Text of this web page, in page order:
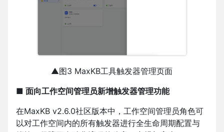
▲图3 MaxKB工具触发器管理页面
■ 面向工作空间管理员新增触发器管理功能
在MaxKB v2.6.0社区版本中，工作空间管理员角色可
以对工作空间内的所有触发器进行全生命周期配置与